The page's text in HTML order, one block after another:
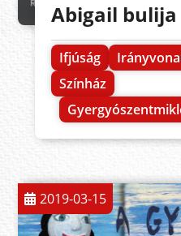
Abigail
Ifjúság
Színház
2019-03-15